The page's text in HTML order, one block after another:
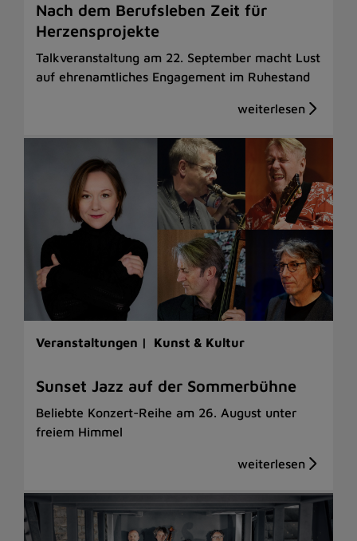
Nach dem Berufsleben Zeit für
Herzensprojekte
Talkveranstaltung am 22. September macht Lust
auf ehrenamtliches Engagement im Ruhestand
Veranstaltungen | Kunst & Kultur
Sunset Jazz auf der Sommerbühne
Beliebte Konzert-Reihe am 26. August unter
freiem Himmel